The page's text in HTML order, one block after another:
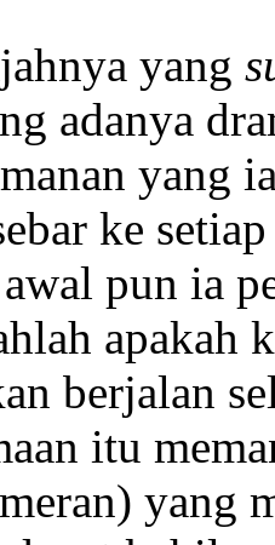
yang
adanya
yang
ke
pun ia
apakah
berjalan
itu
yang